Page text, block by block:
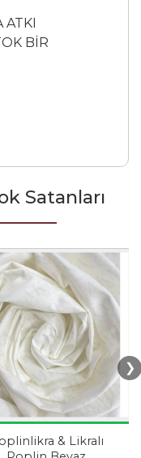
ATKI
BİR
Satanları
& Likralı
❯